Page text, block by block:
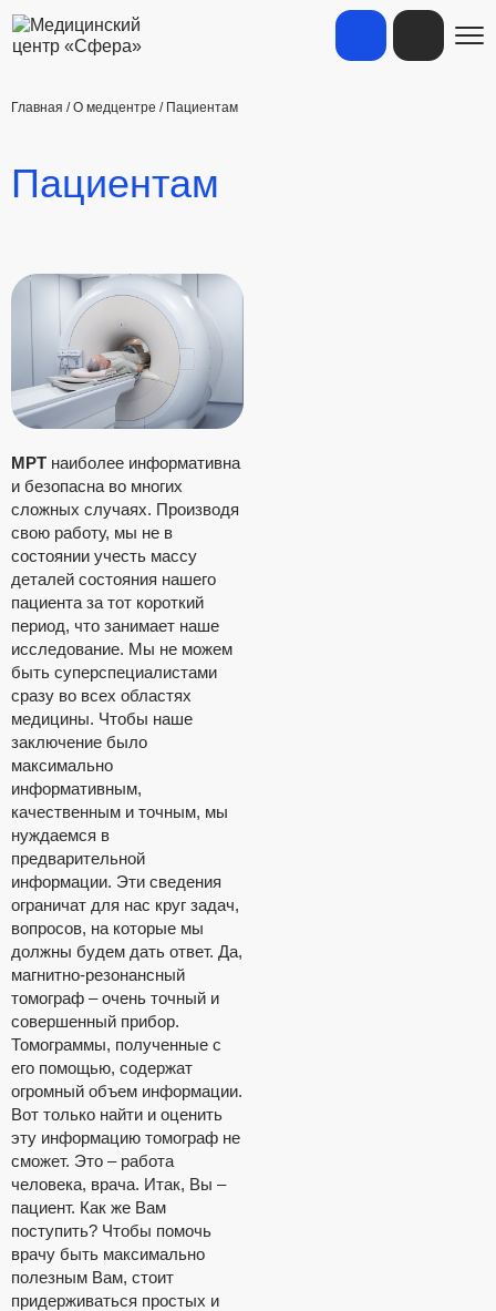
Главная /О медцентре / Пациентам
Пациентам
МРТ наиболее информативна
и безопасна во многих
сложных случаях. Производя
свою работу, мы не в
состоянии учесть массу
деталей состояния нашего
пациента за тот короткий
период, что занимает наше
исследование. Мы не можем
быть суперспециалистами
сразу во всех областях
медицины. Чтобы наше
заключение было
максимально
информативным,
качественным и точным, мы
нуждаемся в
предварительной
информации. Эти сведения
ограничат для нас круг задач,
вопросов, на которые мы
должны будем дать ответ. Да,
магнитно-резонансный
томограф – очень точный и
совершенный прибор.
Томограммы, полученные с
его помощью, содержат
огромный объем информации.
Вот только найти и оценить
эту информацию томограф не
сможет. Это – работа
человека, врача. Итак, Вы –
пациент. Как же Вам
поступить? Чтобы помочь
врачу быть максимально
полезным Вам, стоит
придерживаться простых и